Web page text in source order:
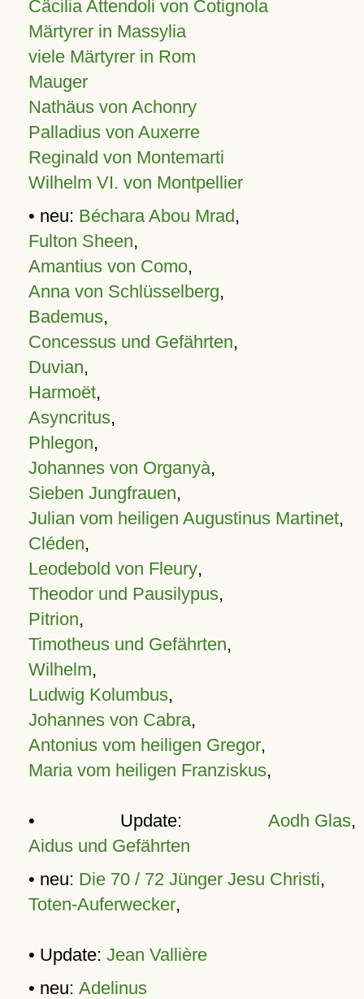
Cäcilia Attendoli von Cotignola
Märtyrer in Massylia
viele Märtyrer in Rom
Mauger
Nathäus von Achonry
Palladius von Auxerre
Reginald von Montemarti
Wilhelm VI. von Montpellier
• neu: Béchara Abou Mrad,
Fulton Sheen,
Amantius von Como,
Anna von Schlüsselberg,
Bademus,
Concessus und Gefährten,
Duvian,
Harmoët,
Asyncritus,
Phlegon,
Johannes von Organyà,
Sieben Jungfrauen,
Julian vom heiligen Augustinus Martinet,
Cléden,
Leodebold von Fleury,
Theodor und Pausilypus,
Pitrion,
Timotheus und Gefährten,
Wilhelm,
Ludwig Kolumbus,
Johannes von Cabra,
Antonius vom heiligen Gregor,
Maria vom heiligen Franziskus,
• Update: Aodh Glas,
Aidus und Gefährten
• neu: Die 70 / 72 Jünger Jesu Christi,
Toten-Auferwecker,
• Update: Jean Vallière
• neu: Adelinus